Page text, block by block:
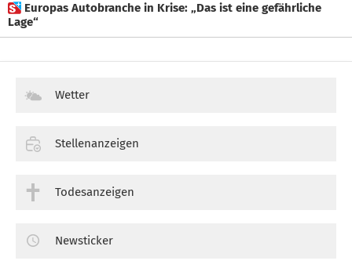
 Europas Autobranche in Krise: „Das ist eine gefährliche
Lage“
Wetter
Stellenanzeigen
Todesanzeigen
Newsticker